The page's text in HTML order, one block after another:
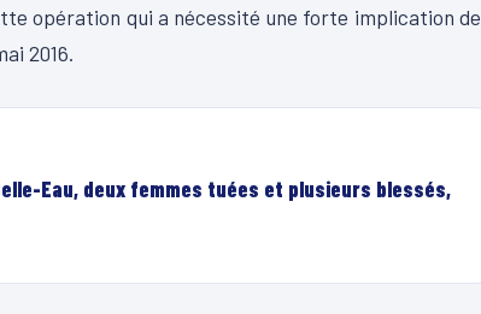
opération qui a nécessité une forte implication
2016.
Eau, deux femmes tuées et plusieurs blessés,